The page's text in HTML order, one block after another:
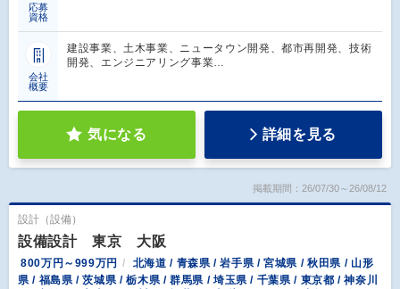
応募
資格
会社
概要
建設事業、土木事業、ニュータウン開発、都市再開発、技術
開発、エンジニアリング事業…
気になる 詳細を見る
掲載期間：26/07/30～26/08/12
設計（設備）
設備設計 東京 大阪
800万円～999万円
北海道 / 青森県 / 岩手県 / 宮城県 / 秋田県 / 山形
県 / 福島県 / 茨城県 / 栃木県 / 群馬県 / 埼玉県 / 千葉県 / 東京都 / 神奈川